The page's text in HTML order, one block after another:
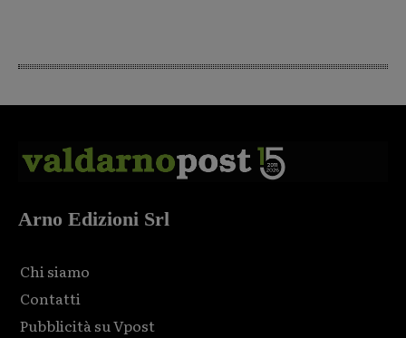
Arno Edizioni Srl
Chi siamo
Contatti
Pubblicità su Vpost